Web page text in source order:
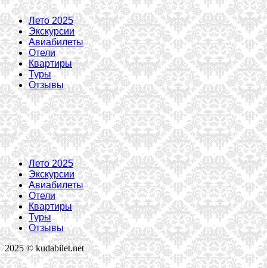
Лето 2025
Экскурсии
Авиабилеты
Отели
Квартиры
Туры
Отзывы
Лето 2025
Экскурсии
Авиабилеты
Отели
Квартиры
Туры
Отзывы
2025 © kudabilet.net